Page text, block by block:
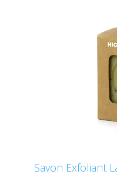
Savon Exfoliant